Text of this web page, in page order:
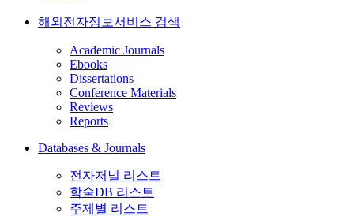
해외전자정보서비스 검색
Academic Journals
Ebooks
Dissertations
Conference Materials
Reviews
Reports
Databases & Journals
전자저널 리스트
학술DB 리스트
주제별 리스트